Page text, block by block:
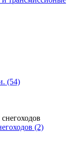
(54)
(2)